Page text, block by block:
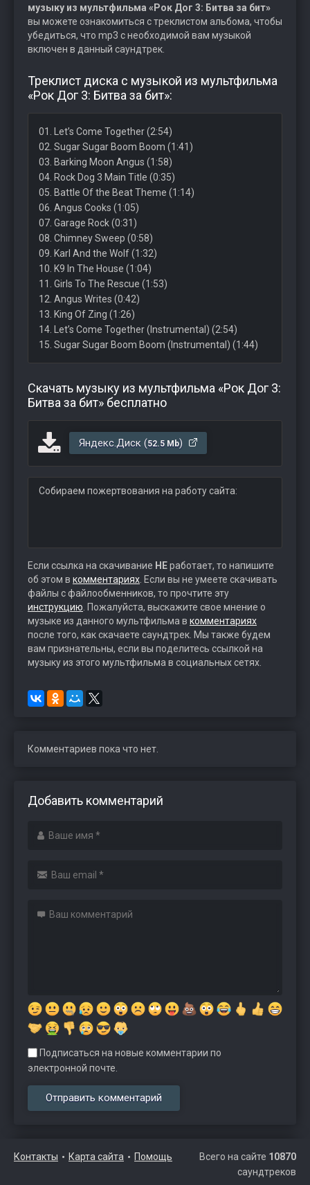
музыку из мультфильма «Рок Дог 3: Битва за бит»
вы можете ознакомиться с треклистом альбома, чтобы
убедиться, что mp3 с необходимой вам музыкой
включен в данный саундтрек.
Треклист диска с музыкой из мультфильма
«Рок Дог 3: Битва за бит»:
01. Let’s Come Together (2:54)
02. Sugar Sugar Boom Boom (1:41)
03. Barking Moon Angus (1:58)
04. Rock Dog 3 Main Title (0:35)
05. Battle Of the Beat Theme (1:14)
06. Angus Cooks (1:05)
07. Garage Rock (0:31)
08. Chimney Sweep (0:58)
09. Karl And the Wolf (1:32)
10. K9 In The House (1:04)
11. Girls To The Rescue (1:53)
12. Angus Writes (0:42)
13. King Of Zing (1:26)
14. Let’s Come Together (Instrumental) (2:54)
15. Sugar Sugar Boom Boom (Instrumental) (1:44)
Скачать музыку из мультфильма «Рок Дог 3:
Битва за бит» бесплатно
Яндекс.Диск (52.5 Mb)
Собираем пожертвования на работу сайта:
Если ссылка на скачивание НЕработает, то напишите
об этом в комментариях . Если вы не умеете скачивать
файлы с файлообменников, то прочтите эту
инструкцию . Пожалуйста, выскажите свое мнение о
музыке из данного мультфильма в комментариях
после того, как скачаете саундтрек. Мы также будем
вам признательны, если вы поделитесь ссылкой на
музыку из этого мультфильма в социальных сетях.
Комментариев пока что нет.
Добавить комментарий
Подписаться на новые комментарии по
электронной почте.
Контакты Карта сайта Помощь Всего на сайте 10870
саундтреков